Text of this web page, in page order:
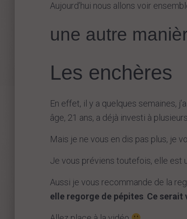
Aujourd’hui nous allons voir
une autre
Les enchères
En effet, il y a quelques semaines,
âge, 21 ans, a déjà investi à
Mais je ne vous en dis pas plus, je
Je vous préviens toutefois, elle est
Aussi je vous recommande de la
elle regorge de pépites Ce serait